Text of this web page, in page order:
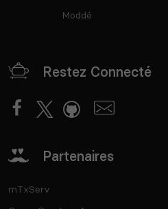
Moddé
Restez Connecté
Partenaires
mTxServ